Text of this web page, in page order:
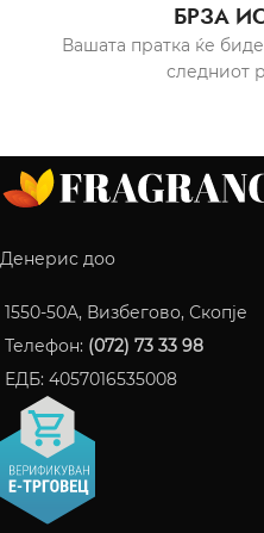
БРЗА
Вашата пратка ќе
следниот
Денерис доо
1550-50A, Визбегово, Скопје
Телефон: (072) 73 33 98
ЕДБ: 4057016535008